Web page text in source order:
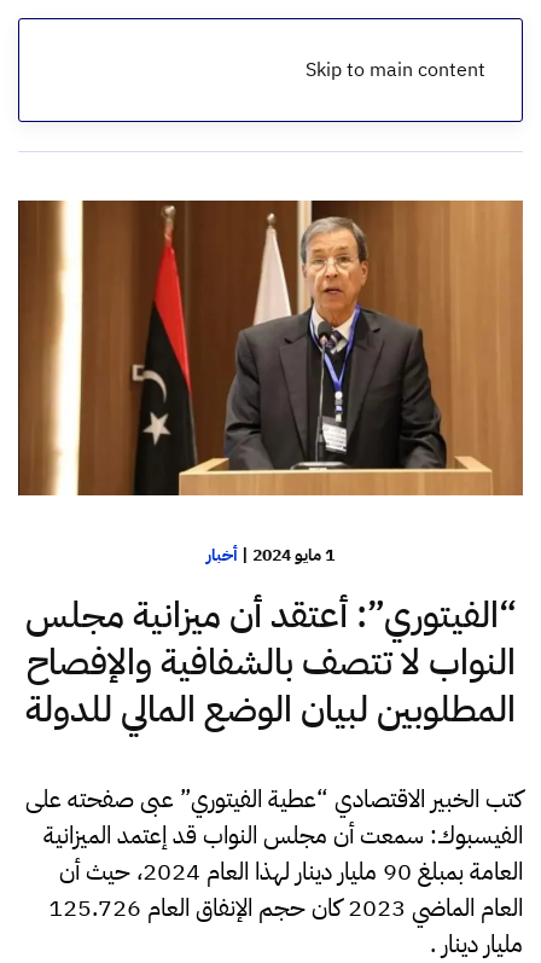
Skip to main content
الرئيسية
1 مايو 2024 | أخبار
“الفيتوري”: أعتقد أن ميزانية مجلس
النواب لا تتصف بالشفافية والإفصاح
المطلوبين لبيان الوضع المالي للدولة
كتب الخبير الاقتصادي “عطية الفيتوري” عبى صفحته على
الفيسبوك: سمعت أن مجلس النواب قد إعتمد الميزانية
العامة بمبلغ 90 مليار دينار لهذا العام 2024، حيث أن
العام الماضي 2023 كان حجم الإنفاق العام 125.726
مليار دينار .